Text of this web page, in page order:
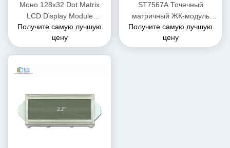
Моно 128x32 Dot Matrix
LCD Display Module
(модуль ЖК-дисплея) с
символом COG
Получите самую лучшую
цену
ST7567A Точечный
матричный ЖК-модуль
COG Дисплей
передающий/прозрачный/
отражающий
Получите самую лучшую
цену